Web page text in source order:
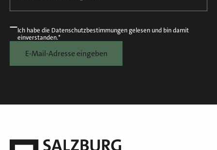
Ich habe die Datenschutzbestimmungengelesen und bin damit
einverstanden.*
E-Mail-Adresse eingeben